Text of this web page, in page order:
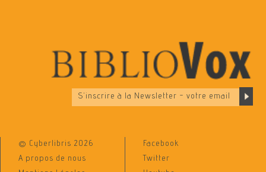
© Cyberlibris 2026
A propos de nous
Facebook
Twitter